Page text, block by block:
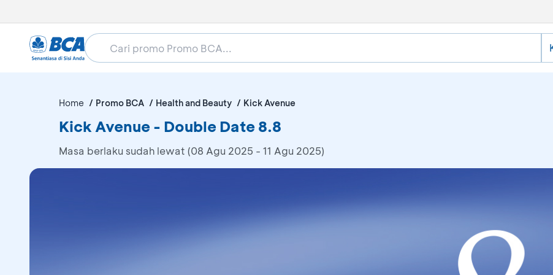
Home Promo BCA Health and Beauty Kick Avenue
Kick Avenue - Double Date 8.8
Masa berlaku sudah lewat (08 Agu 2025 - 11 Agu 2025)